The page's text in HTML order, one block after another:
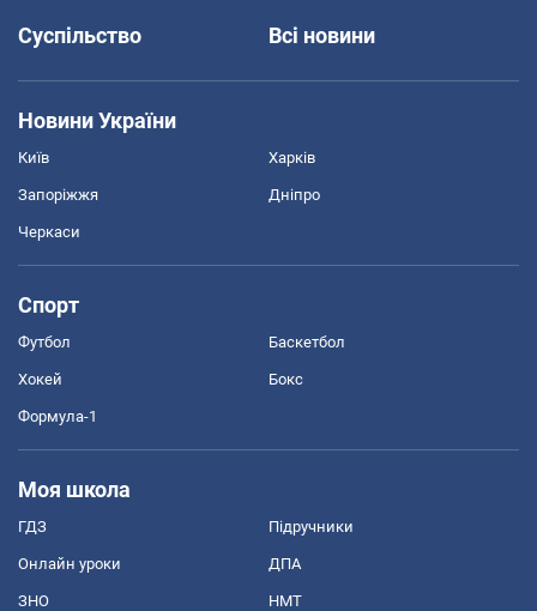
Суспільство
Всі новини
Новини України
Київ Харків
Запоріжжя Дніпро
Черкаси
Спорт
Футбол Баскетбол
Хокей Бокс
Формула-1
Моя школа
ГДЗ Підручники
Онлайн уроки ДПА
ЗНО НМТ